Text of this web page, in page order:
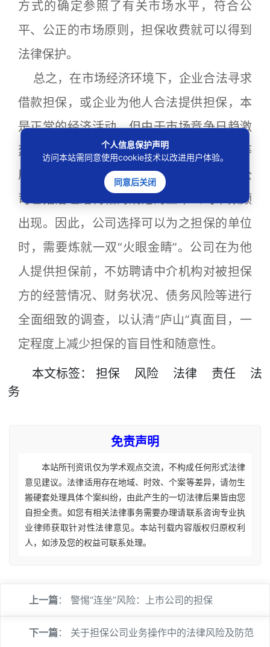
方式的确定参照了有关市场水平，符合公
平、公正的市场原则，担保收费就可以得到
法律保护。
总之，在市场经济环境下，企业合法寻求
借款担保，或企业为他人合法提供担保，本
是正常的经济活动。但由于市场竞争日趋激
烈，尤其是被担保方经营不善或心术不正等
原因，因担保所引发的系列风险，在一些公
司包括治理结构相对规范的上市公司中频频
出现。因此，公司选择可以为之担保的单位
时，需要炼就一双“火眼金睛”。公司在为他
人提供担保前，不妨聘请中介机构对被担保
方的经营情况、财务状况、债务风险等进行
全面细致的调查，以认清“庐山”真面目，一
定程度上减少担保的盲目性和随意性。
本文标签： 担保 风险 法律 责任
法
务
免责声明
本站所刊资讯仅为学术观点交流，不构成任何形式法律
意见建议。法律适用存在地域、时效、个案等差异，请勿生
搬硬套处理具体个案纠纷，由此产生的一切法律后果皆由您
自担全责。如您有相关法律事务需要办理请联系咨询专业执
业律师获取针对性法律意见。本站刊载内容版权归原权利
人，如涉及您的权益可联系处理。
上一篇： 警惕“连坐”风险：上市公司的担保
下一篇： 关于担保公司业务操作中的法律风险及防范
个人信息保护声明
访问本站需同意使用cookie技术以改进用户体验。
同意后关闭